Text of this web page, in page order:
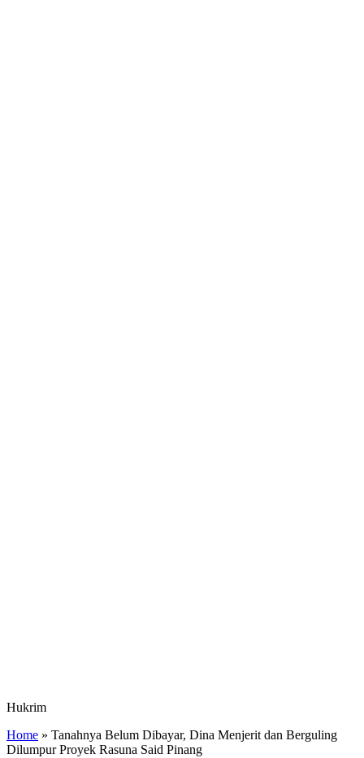
Hukrim
Home » Tanahnya Belum Dibayar, Dina Menjerit dan Berguling
Dilumpur Proyek Rasuna Said Pinang